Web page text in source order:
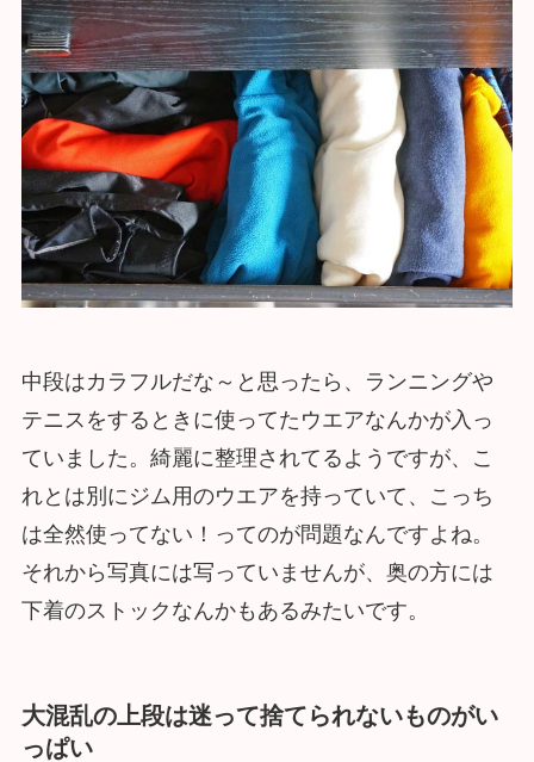
中段はカラフルだな～と思ったら、ランニングや
テニスをするときに使ってたウエアなんかが入っ
ていました。綺麗に整理されてるようですが、こ
れとは別にジム用のウエアを持っていて、こっち
は全然使ってない！ってのが問題なんですよね。
それから写真には写っていませんが、奥の方には
下着のストックなんかもあるみたいです。
大混乱の上段は迷って捨てられないものがい
っぱい